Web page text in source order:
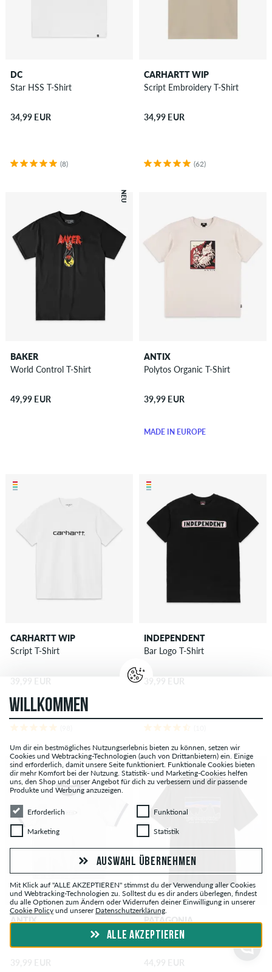
DC
Star HSS T-Shirt
34,99 EUR
(8)
CARHARTT WIP
Script Embroidery T-Shirt
34,99 EUR
(62)
NEU
BAKER
World Control T-Shirt
49,99 EUR
ANTIX
Polytos Organic T-Shirt
39,99 EUR
MADE IN EUROPE
CARHARTT WIP
Script T-Shirt
INDEPENDENT
Bar Logo T-Shirt
ANTIX
Simplex Ringera Organic T-Shirt
PATAGONIA
'73 Skyline T-Shirt
WILLKOMMEN
Um dir ein bestmögliches Nutzungserlebnis bieten zu können, setzen wir
Cookies und Webtracking-Technologien (auch von Drittanbietern) ein. Einige
sind erforderlich, damit unsere Seite funktioniert. Funktionale Cookies bieten
dir mehr Komfort bei der Nutzung. Statistik- und Marketing-Cookies helfen
uns, den Shop und unser Angebot für dich zu verbessern und dir passende
Produkte und Werbung anzuzeigen.
Erforderlich
Erforderlich FunktionalFunktional
MarketingMarketing StatistikStatistik
AUSWAHL ÜBERNEHMEN
Mit Klick auf "ALLE AKZEPTIEREN" stimmst du der Verwendung aller Cookies
und Webtracking-Technologien zu. Solltest du es dir anders überlegen, findest
du alle Optionen zum Ändern oder Widerrufen deiner Einwilligung in unserer
Cookie Policy und unserer Datenschutzerklärung.
ALLE AKZEPTIEREN